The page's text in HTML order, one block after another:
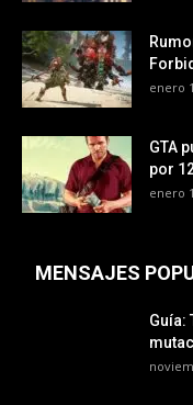
enero
GTA
por
enero
MENSAJES
Guía: